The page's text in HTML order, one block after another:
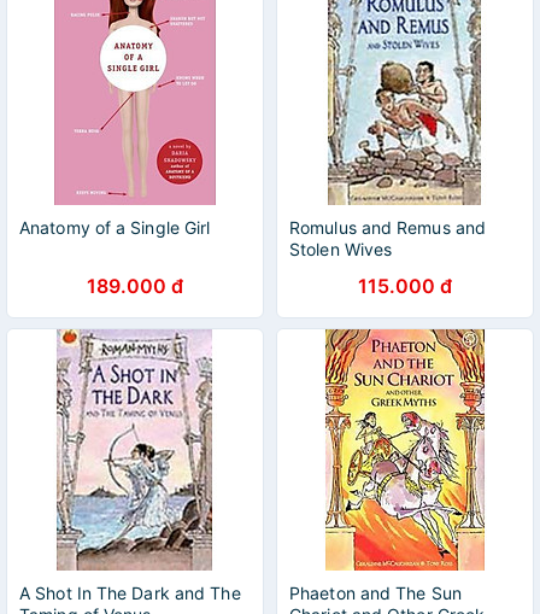
Anatomy of a Single Girl
189.000 đ
Romulus and Remus and
Stolen Wives
115.000 đ
A Shot In The Dark and The
Phaeton and The Sun